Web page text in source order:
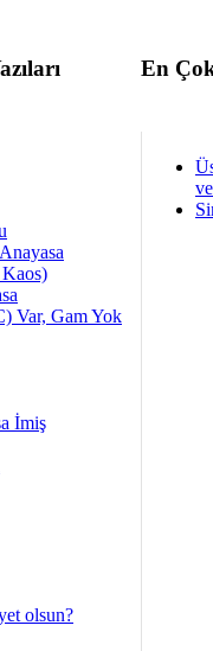
En
Var, Gam Yok
İmiş
olsun?